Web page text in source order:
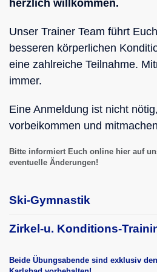
herzlich willkommen.
Unser Trainer Team führt
besseren körperlichen
eine zahlreiche Teilnahme.
immer.
Eine Anmeldung ist nicht
vorbeikommen und
Bitte informiert Euch online hier auf
eventuelle Änderungen!
Ski-Gymnastik
Zirkel-u. Konditions-
Beide Übungsabende sind exklusiv